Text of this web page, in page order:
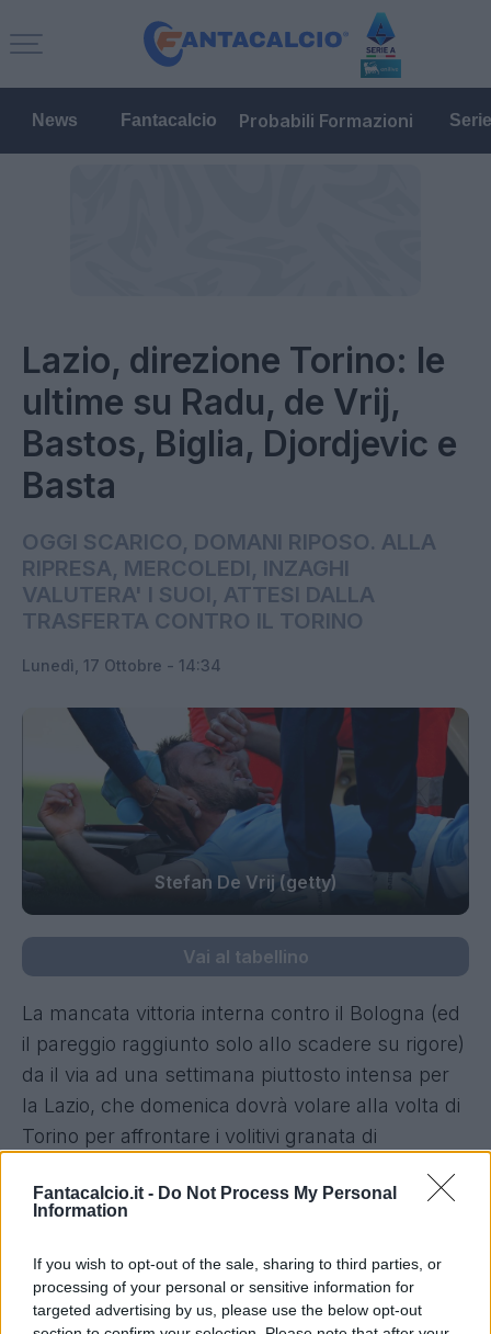
Fantacalcio.it - Do Not Process My Personal
Information
If you wish to opt-out of the sale, sharing to third parties, or
processing of your personal or sensitive information for
targeted advertising by us, please use the below opt-out
News Fantacalcio Probabili Formazioni
Lazio, direzione Torino: le
ultime su Radu, de Vrij,
Bastos, Biglia, Djordjevic e
Basta
OGGI SCARICO, DOMANI RIPOSO. ALLA
RIPRESA, MERCOLEDI, INZAGHI
VALUTERA' I SUOI, ATTESI DALLA
TRASFERTA CONTRO IL TORINO
Lunedì, 17 Ottobre - 14:34
Stefan De Vrij (getty)
Vai al tabellino
La mancata vittoria interna contro il Bologna (ed
il pareggio raggiunto solo allo scadere su rigore)
da il via ad una settimana piuttosto intensa per
la Lazio, che domenica dovrà volare alla volta di
Torino per affrontare i volitivi granata di
potrebbe esserci anche DusanBasta, che ha
disponibile per il prossimo weekend. Dovrebbe
esserci già alla ripresa dei lavori, mercoledi
mattina. Oggi, difatti, in mattinata s'è tenuta una